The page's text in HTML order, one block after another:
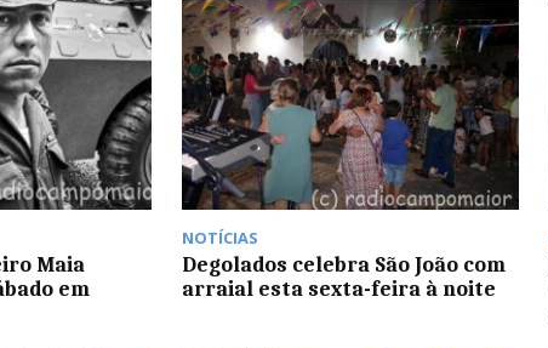
Maia
em
NOTÍCIAS
Degolados celebra São João com
arraial esta sexta-feira à noite